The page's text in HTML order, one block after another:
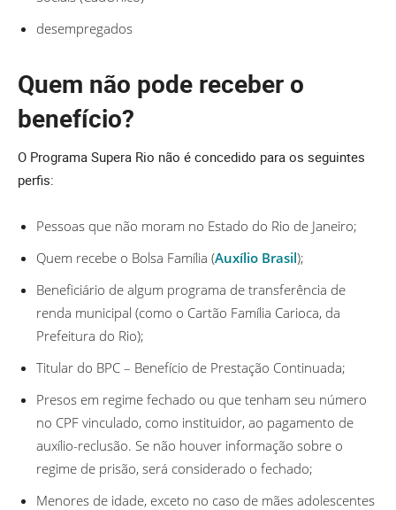
desempregados
Quem não pode receber o
benefício?
O Programa Supera Rio não é concedido para os seguintes
perfis:
Pessoas que não moram no Estado do Rio de Janeiro;
Quem recebe o Bolsa Família (Auxílio Brasil);
Beneficiário de algum programa de transferência de
renda municipal (como o Cartão Família Carioca, da
Prefeitura do Rio);
Titular do BPC – Benefício de Prestação Continuada;
Presos em regime fechado ou que tenham seu número
no CPF vinculado, como instituidor, ao pagamento de
auxílio-reclusão. Se não houver informação sobre o
regime de prisão, será considerado o fechado;
Menores de idade, exceto no caso de mães adolescentes